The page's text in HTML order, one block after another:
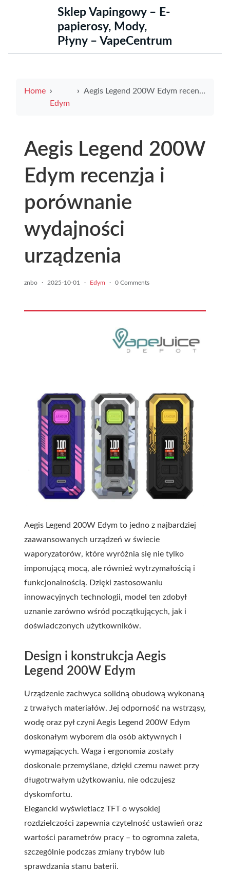
Sklep Vapingowy – E-
papierosy, Mody,
Płyny – VapeCentrum
Home
Edym
Aegis Legend 200W Edym recenzja i porównanie wydajności urządzenia
Aegis Legend 200W
Edym recenzja i
porównanie
wydajności
urządzenia
znbo · 2025-10-01 · Edym · 0 Comments
Aegis Legend 200W Edym to jedno z najbardziej
zaawansowanych urządzeń w świecie
waporyzatorów, które wyróżnia się nie tylko
imponującą mocą, ale również wytrzymałością i
funkcjonalnością. Dzięki zastosowaniu
innowacyjnych technologii, model ten zdobył
uznanie zarówno wśród początkujących, jak i
doświadczonych użytkowników.
Design i konstrukcja Aegis
Legend 200W Edym
Urządzenie zachwyca solidną obudową wykonaną
z trwałych materiałów. Jej odporność na wstrząsy,
wodę oraz pył czyni Aegis Legend 200W Edym
doskonałym wyborem dla osób aktywnych i
wymagających. Waga i ergonomia zostały
doskonale przemyślane, dzięki czemu nawet przy
długotrwałym użytkowaniu, nie odczujesz
dyskomfortu.
Elegancki wyświetlacz TFT o wysokiej
rozdzielczości zapewnia czytelność ustawień oraz
wartości parametrów pracy – to ogromna zaleta,
szczególnie podczas zmiany trybów lub
sprawdzania stanu baterii.